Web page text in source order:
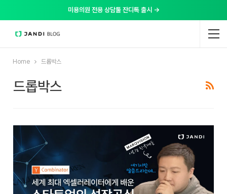
미용의원 전용 상담툴 잔디톡 출시 →
Home 드롭박스
드롭박스